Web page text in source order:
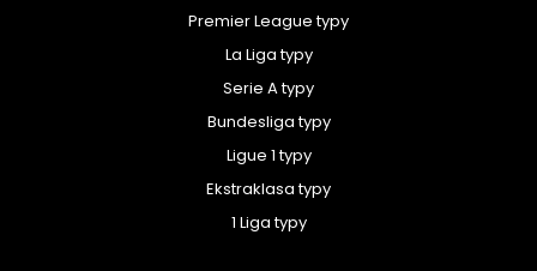
Premier League typy
La Liga typy
Serie A typy
Bundesliga typy
Ligue 1 typy
Ekstraklasa typy
1 Liga typy